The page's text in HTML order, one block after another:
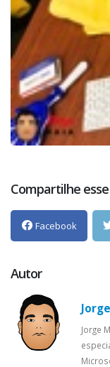
Compartilhe
Facebook
Autor
Jorge